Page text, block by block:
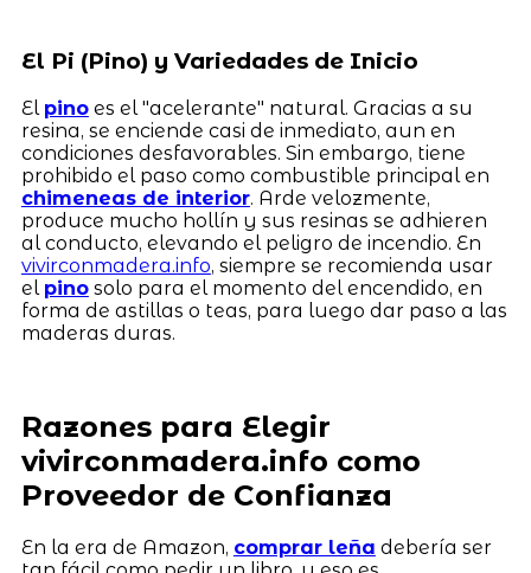
El Pi (Pino) y Variedades de Inicio
El pinoes el "acelerante" natural. Gracias a su
resina, se enciende casi de inmediato, aun en
condiciones desfavorables. Sin embargo, tiene
prohibido el paso como combustible principal en
chimeneas de interior. Arde velozmente,
produce mucho hollín y sus resinas se adhieren
al conducto, elevando el peligro de incendio. En
vivirconmadera.info, siempre se recomienda usar
el pinosolo para el momento del encendido, en
forma de astillas o teas, para luego dar paso a las
maderas duras.
Razones para Elegir
vivirconmadera.info como
Proveedor de Confianza
En la era de Amazon, comprar leña debería ser